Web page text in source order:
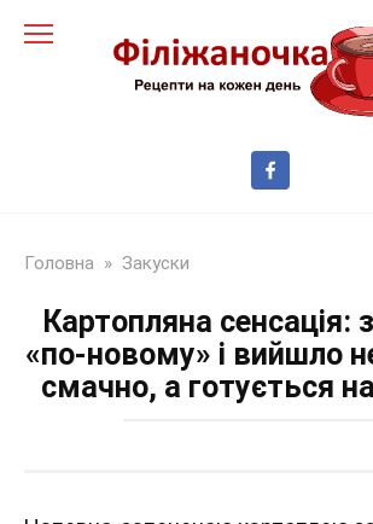
до
Головна » Закуски
Картопляна сенсація:
«по-новому» і вийшло
смачно, а готується